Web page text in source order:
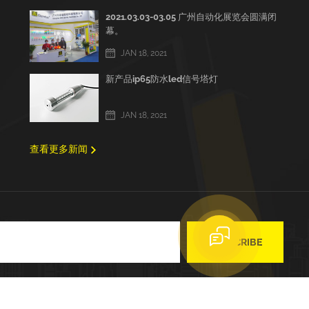
2021.03.03-03.05 广州自动化展览会圆满闭
幕。
JAN 18, 2021
新产品ip65防水led信号塔灯
JAN 18, 2021
查看更多新闻